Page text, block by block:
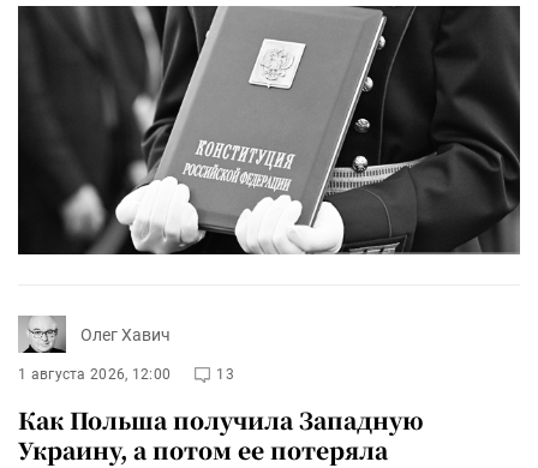
Олег Хавич
1 августа 2026, 12:00 13
Как Польша получила Западную
Украину, а потом ее потеряла